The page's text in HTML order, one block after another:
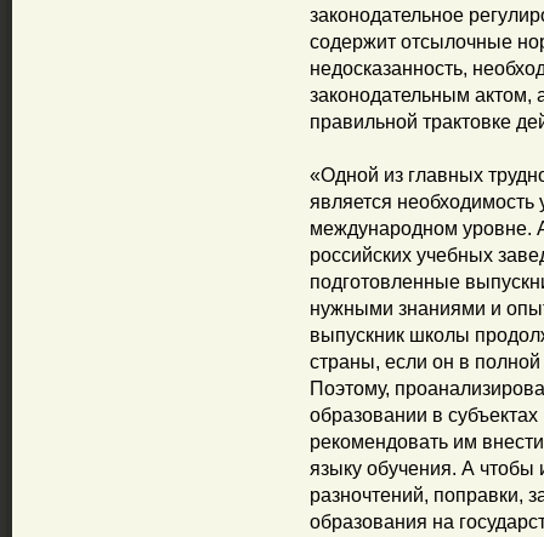
законодательное
содержит отсылочные
недосказанность,
законодательным актом,
правильной трактовке
«Одной из главных
является
международном уровне.
российских учебных
подготовленные
нужными знаниями и
выпускник школы
страны, если он в
Поэтому,
образовании в
рекомендовать им
языку обучения. А чтобы
разночтений, поправки,
образования на